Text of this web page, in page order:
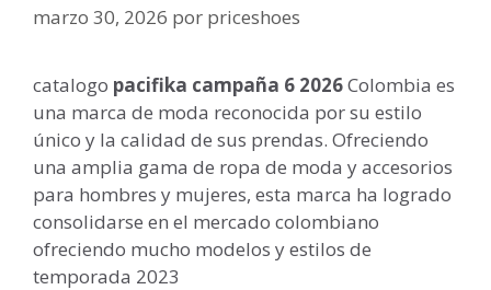
marzo 30, 2026 por priceshoes
catalogo pacifika campaña 6 2026Colombia es
una marca de moda reconocida por su estilo
único y la calidad de sus prendas. Ofreciendo
una amplia gama de ropa de moda y accesorios
para hombres y mujeres, esta marca ha logrado
consolidarse en el mercado colombiano
ofreciendo mucho modelos y estilos de
temporada 2023